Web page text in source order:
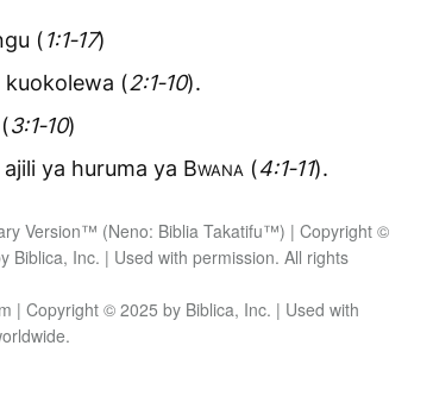
(1:1‑17)
kuokolewa (2:1‑10).
3:1‑10)
ya huruma ya Bwana (4:1‑11).
Version™ (Neno: Biblia Takatifu™) | Copyright ©
Biblica, Inc. | Used with permission. All rights
| Copyright © 2025 by Biblica, Inc. | Used with